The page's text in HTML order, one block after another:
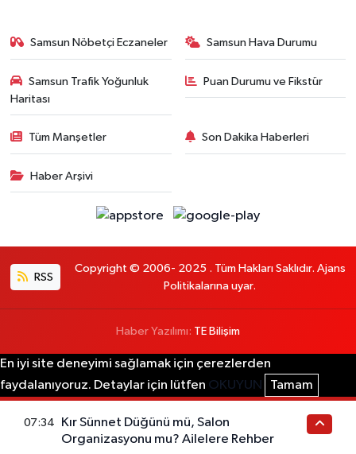
Samsun Nöbetçi Eczaneler Samsun Hava Durumu
Samsun Trafik Yoğunluk
Haritası
Puan Durumu ve Fikstür
Tüm Manşetler Son Dakika Haberleri
Haber Arşivi
RSS
Copyright © 2006- 2025 . Tüm Hakları Saklıdır. Ajans
Politikalarına uyar.
Haber Yazılımı: TE Bilişim
En iyi site deneyimi sağlamak için çerezlerden
faydalanıyoruz. Detaylar için lütfen OKUYUN Tamam
07:34
Kır Sünnet Düğünü mü, Salon
Organizasyonu mu? Ailelere Rehber